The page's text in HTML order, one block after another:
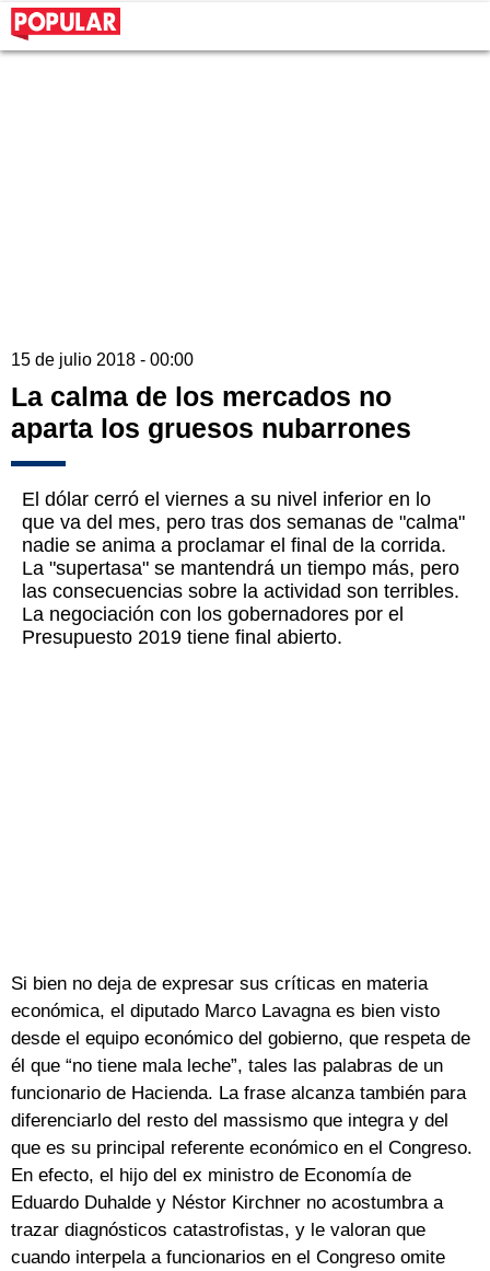
15 de julio 2018 - 00:00
La calma de los mercados no
aparta los gruesos nubarrones
El dólar cerró el viernes a su nivel inferior en lo
que va del mes, pero tras dos semanas de "calma"
nadie se anima a proclamar el final de la corrida.
La "supertasa" se mantendrá un tiempo más, pero
las consecuencias sobre la actividad son terribles.
La negociación con los gobernadores por el
Presupuesto 2019 tiene final abierto.
Si bien no deja de expresar sus críticas en materia
económica, el diputado Marco Lavagna es bien visto
desde el equipo económico del gobierno, que respeta de
él que “no tiene mala leche”, tales las palabras de un
funcionario de Hacienda. La frase alcanza también para
diferenciarlo del resto del massismo que integra y del
que es su principal referente económico en el Congreso.
En efecto, el hijo del ex ministro de Economía de
Eduardo Duhalde y Néstor Kirchner no acostumbra a
trazar diagnósticos catastrofistas, y le valoran que
cuando interpela a funcionarios en el Congreso omite